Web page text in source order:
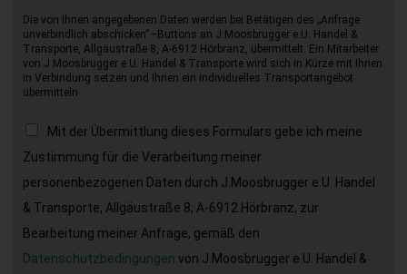
Die von Ihnen angegebenen Daten werden bei Betätigen des „Anfrage
unverbindlich abschicken“–Buttons an J.Moosbrugger e.U. Handel &
Transporte, Allgäustraße 8, A-6912 Hörbranz, übermittelt. Ein Mitarbeiter
von J.Moosbrugger e.U. Handel & Transporte wird sich in Kürze mit Ihnen
in Verbindung setzen und Ihnen ein individuelles Transportangebot
übermitteln.
Mit der Übermittlung dieses Formulars gebe ich meine
Zustimmung für die Verarbeitung meiner
personenbezogenen Daten durch J.Moosbrugger e.U. Handel
& Transporte, Allgäustraße 8, A-6912 Hörbranz, zur
Bearbeitung meiner Anfrage, gemäß den
Datenschutzbedingungen von J.Moosbrugger e.U. Handel &